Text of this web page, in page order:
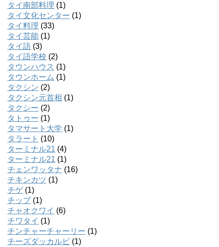
タイ南部料理 (1)
タイ文化センター (1)
タイ料理 (33)
タイ芸能 (1)
タイ語 (3)
タイ語学校 (2)
タウンハウス (1)
タウンホーム (1)
タクシン (2)
タクシン元首相 (1)
タクシー (2)
タトゥー (1)
タマサート大学 (1)
タラート (10)
ターミナル21 (4)
ターミナル21 (1)
チェンワッタナ (16)
チキンカツ (1)
チゲ(1)
チップ(1)
チャオクワイ (6)
チワタイ (1)
チンチャーチャーリー (1)
チーズダッカルビ (1)